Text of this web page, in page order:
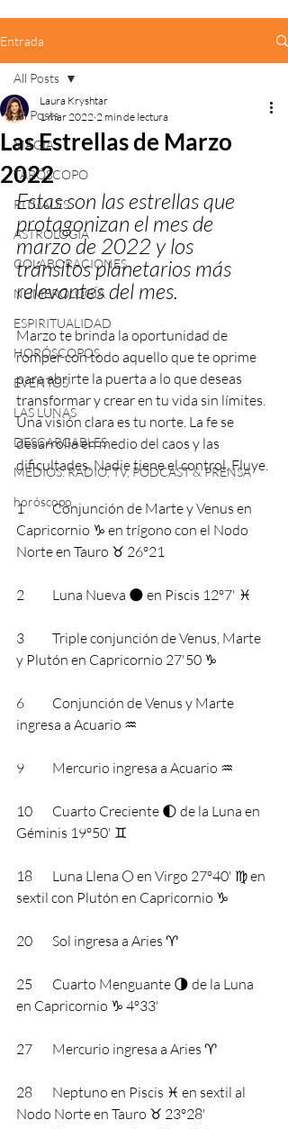
Entrada
All Posts
MAGIA
TARÓSCOPO
RITUALES
ASTROLOGÍA
COLABORACIONES
NUMEROLOGÍA
ESPIRITUALIDAD
HORÓSCOPOS
EVENTOS
LAS LUNAS
DESCARGABLES
MEDIOS: RADIO, TV, PODCAST & PRENSA
horóscopo
All Posts
Las Estrellas de Marzo
2022
Laura Kryshtar
1 mar 2022 2 min de lectura
Estas son las estrellas que
protagonizan el mes de
marzo de 2022 y los
tránsitos planetarios más
relevantes del mes.
Marzo te brinda la oportunidad de
romper con todo aquello que te oprime
para abrirte la puerta a lo que deseas
transformar y crear en tu vida sin límites.
Una visión clara es tu norte. La fe se
desarrolla en medio del caos y las
dificultades. Nadie tiene el control. Fluye.
1 	Conjunción de Marte y Venus en
Capricornio ♑️ en trígono con el Nodo
Norte en Tauro ♉️ 26º21
2	Luna Nueva 🌑 en Piscis 12º7' ♓️
3 	Triple conjunción de Venus, Marte
y Plutón en Capricornio 27'50 ♑️
6 	Conjunción de Venus y Marte
ingresa a Acuario ♒️
9	Mercurio ingresa a Acuario ♒️
10 	Cuarto Creciente 🌓 de la Luna en
Géminis 19º50' ♊️
18 	Luna Llena 🌕 en Virgo 27º40' ♍️ en
sextil con Plutón en Capricornio ♑️
20 	Sol ingresa a Aries ♈️
25 	Cuarto Menguante 🌗 de la Luna
en Capricornio ♑️ 4º33'
27 	Mercurio ingresa a Aries ♈️
28	Neptuno en Piscis ♓️ en sextil al
Nodo Norte en Tauro ♉️ 23º28'